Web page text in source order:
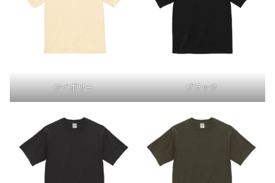
アイボリー ブラック